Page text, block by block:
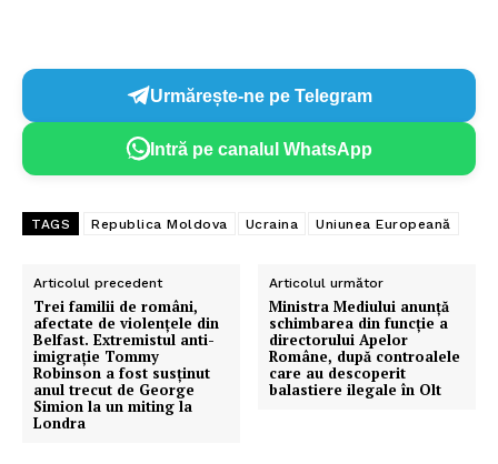
PRESShub
Despre noi / Echipa
Rețea
Contact
Urmărește-ne pe Telegram
Intră pe canalul WhatsApp
TAGS Republica Moldova Ucraina Uniunea Europeană
Articolul precedent
Trei familii de români,
afectate de violențele din
Belfast. Extremistul anti-
imigrație Tommy
Robinson a fost susținut
anul trecut de George
Simion la un miting la
Londra
Articolul următor
Ministra Mediului anunță
schimbarea din funcție a
directorului Apelor
Române, după controalele
care au descoperit
balastiere ilegale în Olt